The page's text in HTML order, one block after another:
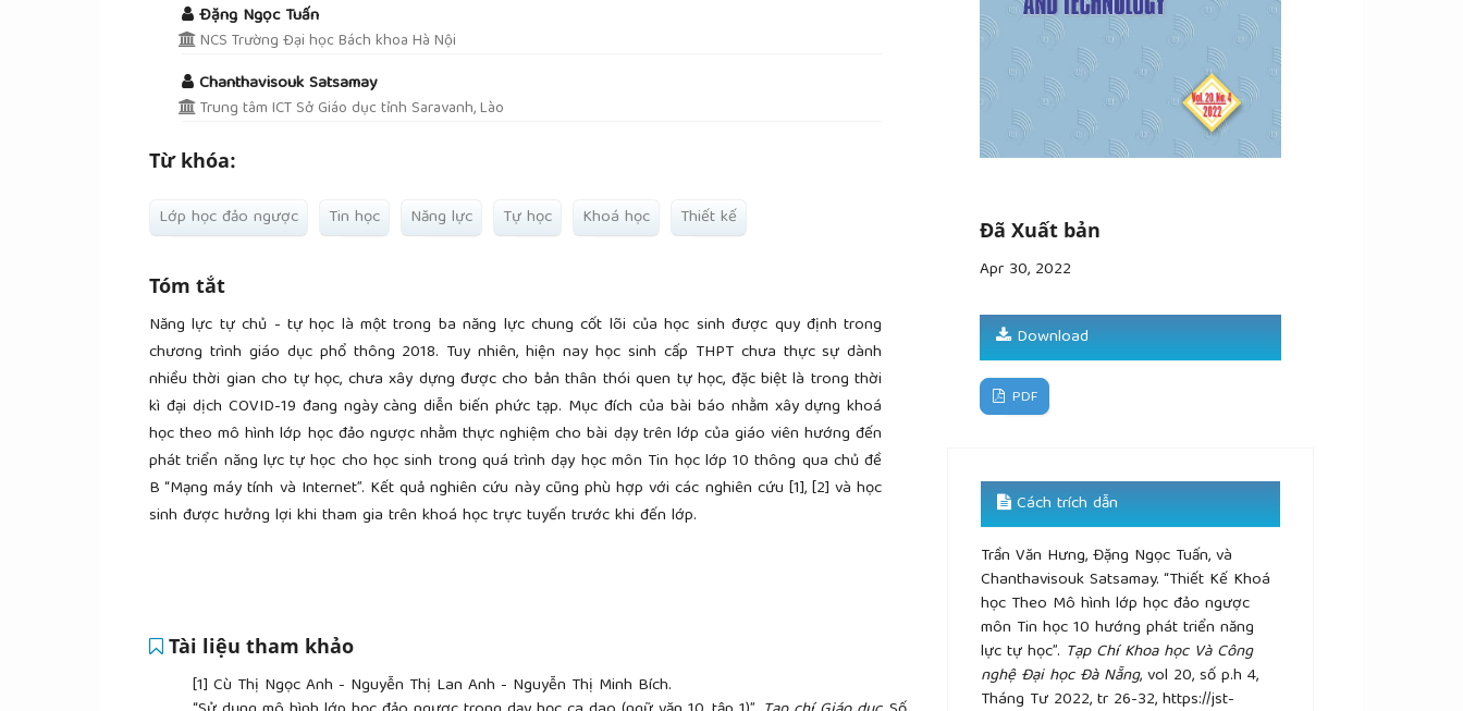
Đặng Ngọc Tuấn
NCS Trường Đại học Bách khoa Hà Nội
Chanthavisouk Satsamay
Trung tâm ICT Sở Giáo dục tỉnh Saravanh, Lào
Từ khóa:
Lớp học đảo ngược Tin học Năng lực Tự học Khoá học Thiết kế
Tóm tắt
Năng lực tự chủ - tự học là một trong ba năng lực chung cốt lõi của học sinh được quy định trong
chương trình giáo dục phổ thông 2018. Tuy nhiên, hiện nay học sinh cấp THPT chưa thực sự dành
nhiều thời gian cho tự học, chưa xây dựng được cho bản thân thói quen tự học, đặc biệt là trong thời
kì đại dịch COVID-19 đang ngày càng diễn biến phức tạp. Mục đích của bài báo nhằm xây dựng khoá
học theo mô hình lớp học đảo ngược nhằm thực nghiệm cho bài dạy trên lớp của giáo viên hướng đến
phát triển năng lực tự học cho học sinh trong quá trình dạy học môn Tin học lớp 10 thông qua chủ đề
B “Mạng máy tính và Internet”. Kết quả nghiên cứu này cũng phù hợp với các nghiên cứu [1], [2] và học
sinh được hưởng lợi khi tham gia trên khoá học trực tuyến trước khi đến lớp.
Tài liệu tham khảo
[1] Cù Thị Ngọc Anh - Nguyễn Thị Lan Anh - Nguyễn Thị Minh Bích.
Đã Xuất bản
Apr 30, 2022
Download
PDF
Cách trích dẫn
Trần Văn Hưng, Đặng Ngọc Tuấn, và
Chanthavisouk Satsamay. “Thiết Kế Khoá
học Theo Mô hình lớp học đảo ngược
môn Tin học 10 hướng phát triển năng
lực tự học”. Tạp Chí Khoa học Và Công
nghệ Đại học Đà Nẵng, vol 20, số p.h 4,
Tháng Tư 2022, tr 26-32, https://jst-